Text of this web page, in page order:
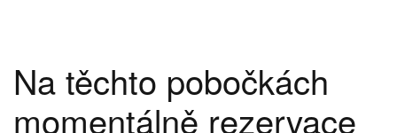
Na těchto pobočkách
momentálně rezervace